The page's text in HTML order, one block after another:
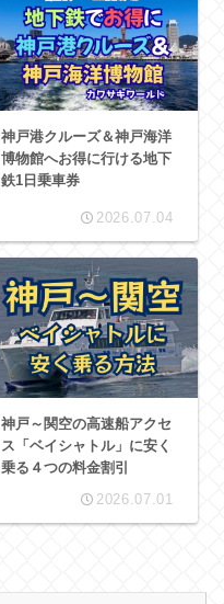
神戸港クルーズ＆神戸海洋
博物館へお得に行ける地下
鉄1日乗車券
2026.07.04
神戸～関空の高速船アクセ
ス「ベイシャトル」に安く
乗る４つの料金割引
2026.07.01